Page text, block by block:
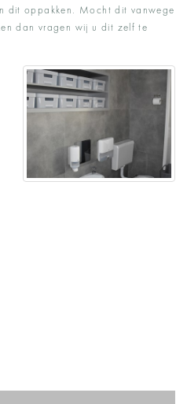
dit oppakken. Mocht dit vanwege
dan vragen wij u dit zelf te